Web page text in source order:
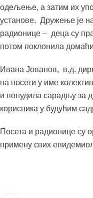
одељење, а затим их
установе. Дружење је
радионице – деца су
потом поклонила
Ивана Јованов, в.д.
на посети у име
и понудила сарадњу за
корисника у будућим
Посета и радионице су
примену свих